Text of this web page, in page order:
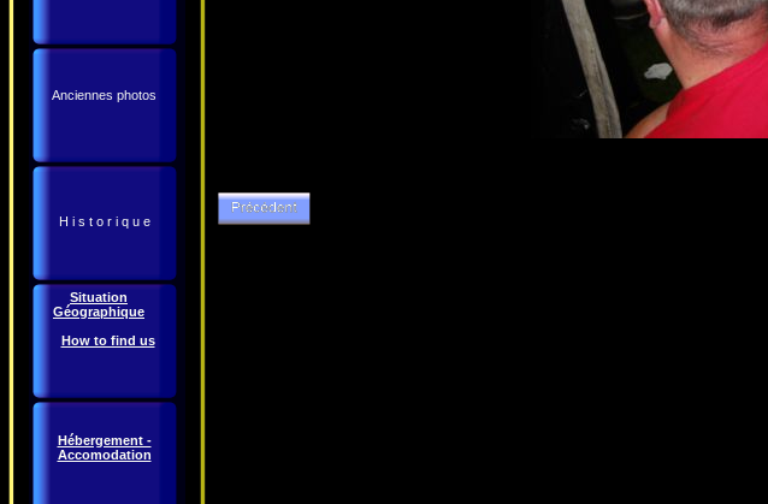
Anciennes photos
H i s t o r i q u e
Situation
Géographique
How to find us
Hébergement -
Accomodation